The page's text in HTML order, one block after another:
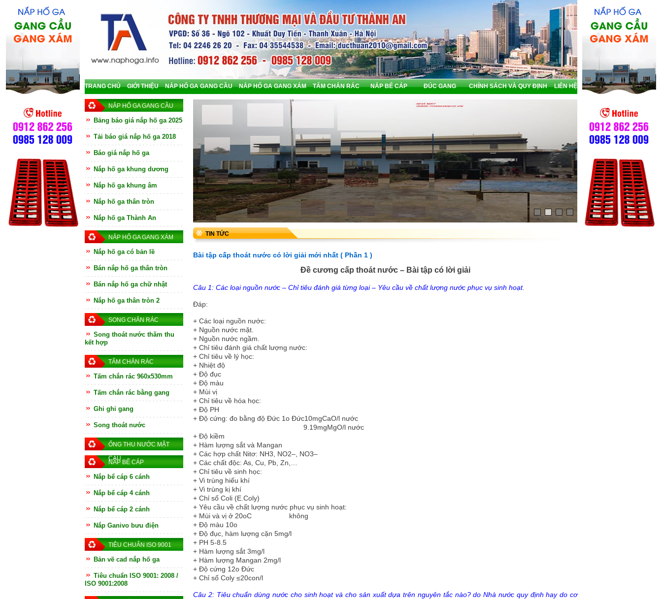
TRANG CHỦ GIỚI THIỆU NẮP HỐ GA GANG CẦU NẮP HỐ GA GANG XÁM TẤM CHẮN RÁC NẮP BỂ CÁP ĐÚC GANG CHÍNH SÁCH VÀ QUY ĐỊNH LIÊN HỆ
NẮP HỐ GA GANG CẦU
Bảng báo giá nắp hố ga 2025
Tải báo giá nắp hố ga 2018
Báo giá nắp hố ga
Nắp hố ga khung dương
Nắp hố ga khung âm
Nắp hố ga thân tròn
Nắp hố ga Thành An
NẮP HỐ GA GANG XÁM
Nắp hố ga có bản lề
Bán nắp hố ga thân tròn
Bán nắp hố ga chữ nhật
Nắp hố ga thân tròn 2
SONG CHẮN RÁC
Song thoát nước thăm thu
kết hợp
TẤM CHẮN RÁC
Tấm chắn rác 960x530mm
Tấm chắn rác bằng gang
Ghi ghi gang
Song thoát nước
ỐNG THU NƯỚC MẶT
CẦU
NẮP BỂ CÁP
Nắp bể cáp 6 cánh
Nắp bể cáp 4 cánh
Nắp bể cáp 2 cánh
Nắp Ganivo bưu điện
TIÊU CHUẨN ISO 9001
Bản vẽ cad nắp hố ga
Tiêu chuẩn ISO 9001: 2008 /
ISO 9001:2008
TIN TỨC
Bài tập cấp thoát nước có lời giải mới nhất ( Phần 1 )
Đề cương cấp thoát nước – Bài tập có lời giải
Câu 1: Các loại nguồn nước – Chỉ tiêu đánh giá từng loại – Yêu cầu về chất lượng nước phục vụ sinh hoạt.
Đáp:
+ Các loại nguồn nước:
+ Nguồn nước mặt.
+ Nguồn nước ngầm.
+ Chỉ tiêu đánh giá chất lượng nước:
+ Chỉ tiêu về lý học:
+ Nhiệt độ
+ Độ đục
+ Độ màu
+ Mùi vị
+ Chỉ tiêu về hóa học:
+ Độ PH
+ Độ cứng: đo bằng độ Đức 1o Đức10mgCaO/l nước
9.19mgMgO/l nước
+ Độ kiềm
+ Hàm lượng sắt và Mangan
+ Các hợp chất Nitơ: NH3, NO2–, NO3–
+ Các chất độc: As, Cu, Pb, Zn,…
+ Chỉ tiêu về sinh học:
+ Vi trùng hiếu khí
+ Vi trùng kị khí
+ Chỉ số Coli (E.Coly)
+ Yêu cầu về chất lượng nước phục vụ sinh hoạt:
+ Mùi và vị ở 20oC không
+ Độ màu 10o
+ Độ đục, hàm lượng cặn 5mg/l
+ PH 5-8.5
+ Hàm lượng sắt 3mg/l
+ Hàm lượng Mangan 2mg/l
+ Độ cứng 12o Đức
+ Chỉ số Coly ≤20con/l
Câu 2: Tiêu chuẩn dùng nước cho sinh hoạt và cho sản xuất dựa trên nguyên tắc nào? do Nhà nước quy định hay do cơ